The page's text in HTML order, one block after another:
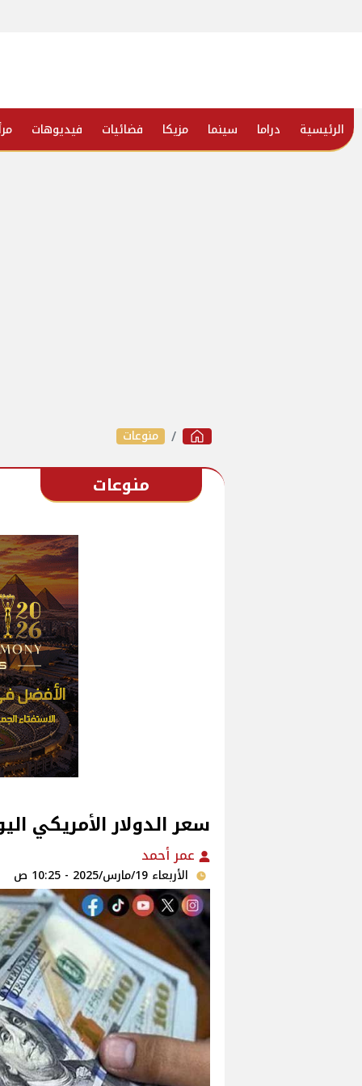
الرئيسية دراما سينما مزيكا فضائيات فيديوهات
منوعات
منوعات
سعر الدولار الأمريكي اليوم
عمر أحمد
الأربعاء 19/مارس/2025 - 10:25 ص